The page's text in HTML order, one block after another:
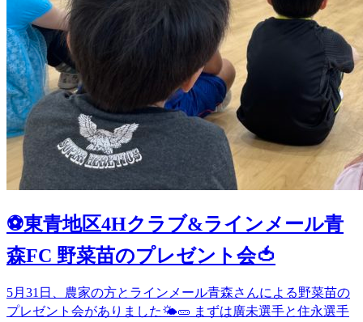
⚽️東青地区4Hクラブ&ラインメール青
森FC 野菜苗のプレゼント会🍅
5月31日、農家の方とラインメール青森さんによる野菜苗の
プレゼント会がありました🌤️🥒 まずは廣未選手と住永選手